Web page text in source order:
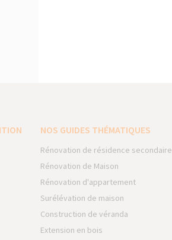
NOS GUIDES THÉMATIQUES
Rénovation de résidence secondaire
Rénovation de Maison
Rénovation d'appartement
Surélévation de maison
Construction de véranda
Extension en bois